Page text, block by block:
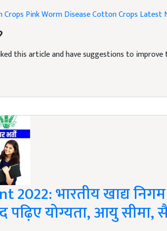
this article and have suggestions to improve
2022: भारतीय खाद्य
पढ़िए योग्यता, आयु